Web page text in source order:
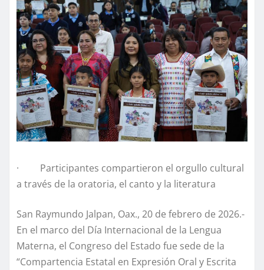
· Participantes compartieron el orgullo cultural
a través de la oratoria, el canto y la literatura
San Raymundo Jalpan, Oax., 20 de febrero de 2026.-
En el marco del Día Internacional de la Lengua
Materna, el Congreso del Estado fue sede de la
“Compartencia Estatal en Expresión Oral y Escrita